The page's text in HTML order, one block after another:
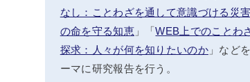
なし：ことわざを通して意識づける災
の命を守る知恵」「WEB上でのことわ
探求：人々が何を知りたいのか」など
ーマに研究報告を行う。